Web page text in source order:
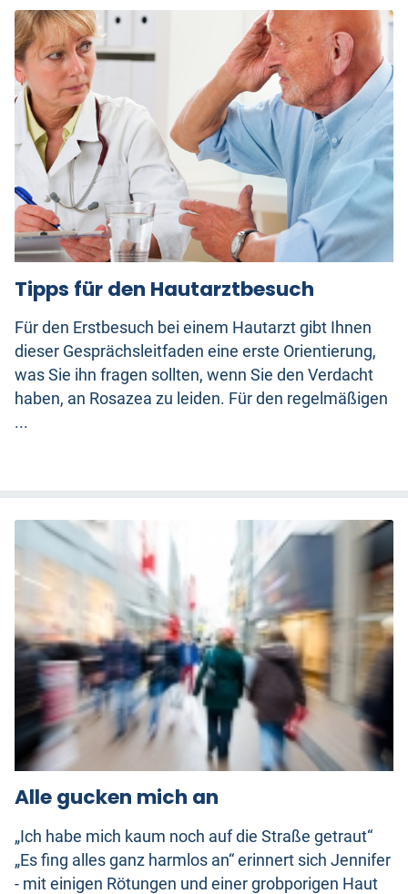
Tipps für den Hautarztbesuch
Für den Erstbesuch bei einem Hautarzt gibt Ihnen
dieser Gesprächsleitfaden eine erste Orientierung,
was Sie ihn fragen sollten, wenn Sie den Verdacht
haben, an Rosazea zu leiden. Für den regelmäßigen
...
Alle gucken mich an
„Ich habe mich kaum noch auf die Straße getraut“
„Es fing alles ganz harmlos an“ erinnert sich Jennifer
- mit einigen Rötungen und einer grobporigen Haut